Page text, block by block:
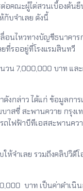
ะผู้ไต่สวนเบื้องต้นยืน
บจำเลย ดังนี้
นไหวทางบัญชีธนาคาร
ที่รออยู่ที่โรงแรมสินทวี
7,000,000 บาท และ
ล่าว ได้แก่ ข้อมูลการเ
าสซี่ สะพานควาย กรุง
ไฟฟ้าบีทีเอสสะพานคว
จำเลย รวมถึงคลิปวิดี
บาท เป็นค่าดำเนิน